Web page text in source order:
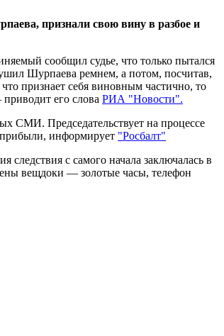
признали свою вину в разбое и
сообщил судье, что только пытался
Шурпаева ремнем, а потом, посчитав,
признает себя виновным частично, то
его слова РИА "Новости".
СМИ. Председательствует на процессе
прибыли, информирует "Росбалт"
с самого начала заключалась в
вещдоки — золотые часы, телефон